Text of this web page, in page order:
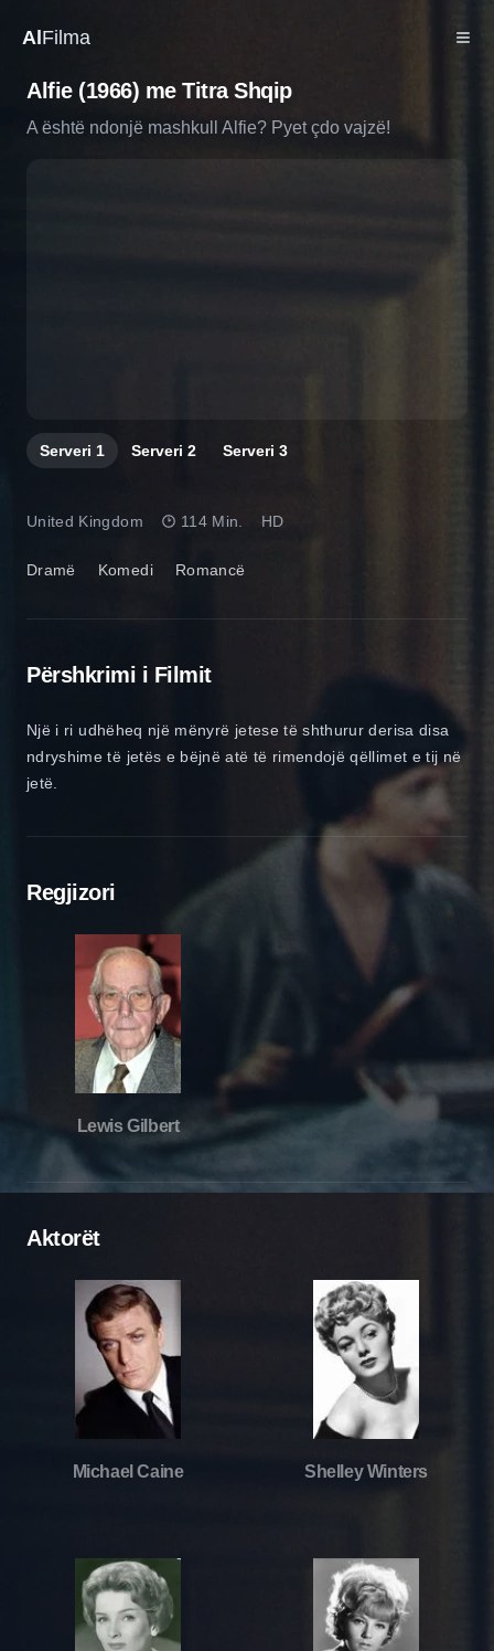
Al Filma
Alfie (1966) me Titra Shqip
A është ndonjë mashkull Alfie? Pyet çdo vajzë!
Serveri 1 Serveri 2 Serveri 3
Dramë Komedi Romancë
United Kingdom 114 Min. HD
Përshkrimi i Filmit
Një i ri udhëheq një mënyrë jetese të shthurur derisa disa
ndryshime të jetës e bëjnë atë të rimendojë qëllimet e tij në
jetë.
Regjizori
Lewis Gilbert
Aktorët
Michael Caine Shelley Winters